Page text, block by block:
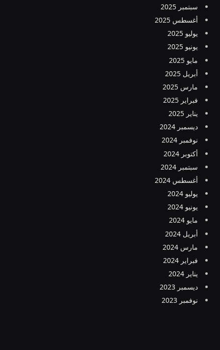
سبتمبر 2025
أغسطس 2025
يوليو 2025
يونيو 2025
مايو 2025
أبريل 2025
مارس 2025
فبراير 2025
يناير 2025
ديسمبر 2024
نوفمبر 2024
أكتوبر 2024
سبتمبر 2024
أغسطس 2024
يوليو 2024
يونيو 2024
مايو 2024
أبريل 2024
مارس 2024
فبراير 2024
يناير 2024
ديسمبر 2023
نوفمبر 2023